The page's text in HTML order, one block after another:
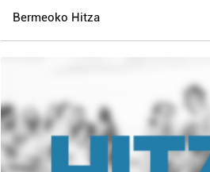
Bermeoko Hitza